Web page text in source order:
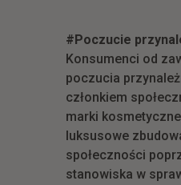
#Poczucie
Konsumenci od
poczucia
członkiem
marki
luksusowe
społeczności
stanowiska w